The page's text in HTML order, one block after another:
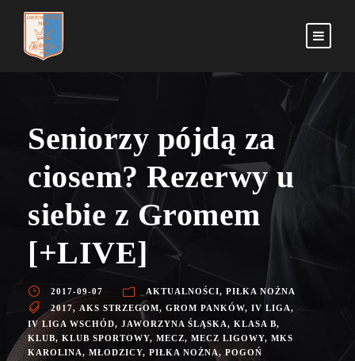
Seniorzy pójdą za
ciosem? Rezerwy u
siebie z Gromem
[+LIVE]
2017-09-07 AKTUALNOŚCI, PIŁKA NOŻNA
2017, AKS STRZEGOM, GROM PANKÓW, IV LIGA,
IV LIGA WSCHÓD, JAWORZYNA ŚLĄSKA, KLASA B,
KLUB, KLUB SPORTOWY, MECZ, MECZ LIGOWY, MKS
KAROLINA, MŁODZICY, PIŁKA NOŻNA, POGOŃ